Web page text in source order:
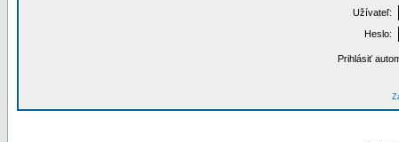
Užívateľ:
Heslo:
Prihlásiť